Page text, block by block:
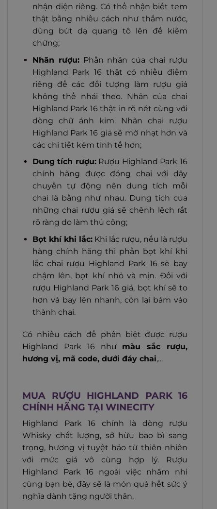
nhận diện riêng. Có thể nhận biết tem
thật bằng nhiều cách như thấm nước,
dùng bút dạ quang tô lên để kiểm
chứng;
Nhãn rượu:Phần nhãn của chai rượu
Highland Park 16 thật có nhiều điểm
riêng để các đối tượng làm rượu giả
không thể nhái theo. Nhãn của chai
Highland Park 16 thật in rõ nét cùng với
dòng chữ ánh kim. Nhãn chai rượu
Highland Park 16 giả sẽ mờ nhạt hơn và
các chi tiết kém tinh tế hơn;
Dung tích rượu:Rượu Highland Park 16
chính hãng được đóng chai với dây
chuyền tự động nên dung tích mỗi
chai là bằng như nhau. Dung tích của
những chai rượu giả sẽ chênh lệch rất
rõ ràng do làm thủ công;
Bọt khí khi lắc:Khi lắc rượu, nếu là rượu
hàng chính hãng thì phần bọt khí khi
lắc chai rượu Highland Park 16 sẽ bay
chậm lên, bọt khí nhỏ và mịn. Đối với
rượu Highland Park 16 giả, bọt khí sẽ to
hơn và bay lên nhanh, còn lại bám vào
thành chai.
Có nhiều cách để phân biệt được rượu
Highland Park 16 như màu sắc rượu,
hương vị, mã code, dưới đáy chai,…
MUA RƯỢU HIGHLAND PARK 16
CHÍNH HÃNG TẠI WINECITY
Highland Park 16 chính là dòng rượu
Whisky chất lượng, sở hữu bao bì sang
trọng, hương vị tuyệt hảo từ thiên nhiên
với mức giá vô cùng hợp lý. Rượu
Highland Park 16 ngoài việc nhâm nhi
cùng bạn bè, đây sẽ là món quà hết sức ý
nghĩa dành tặng người thân.